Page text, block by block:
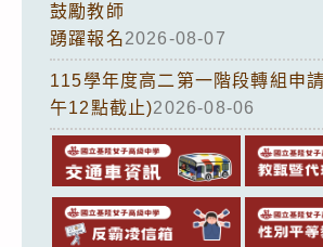
鼓勵教師
踴躍報名2026-08-07
115學年度高二第一階段轉組申
午12點截止)2026-08-06